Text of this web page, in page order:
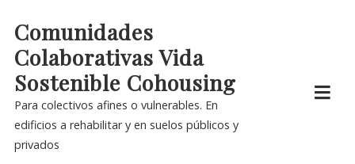
content
Comunidades
Colaborativas Vida
Sostenible Cohousing
Para colectivos afines o vulnerables. En
edificios a rehabilitar y en suelos públicos y
privados